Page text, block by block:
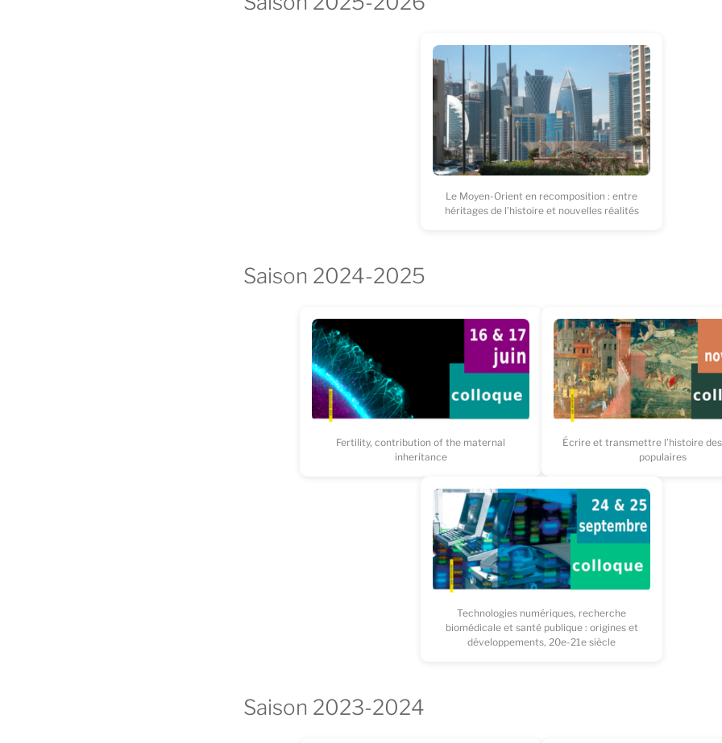
Le Moyen-Orient en recomposition : entre
héritages de l’histoire et nouvelles réalités
Saison 2024-2025
Fertility, contribution of the maternal
inheritance
Écrire et transmettre l’histoire
populaires
Technologies numériques, recherche
biomédicale et santé publique : origines et
développements, 20e-21e siècle
Saison 2023-2024